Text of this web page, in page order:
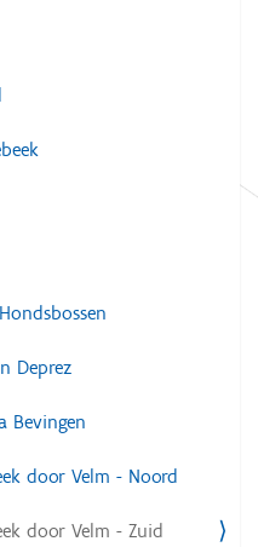
Deprez
Bevingen
door Velm - Noord
door Velm - Zuid